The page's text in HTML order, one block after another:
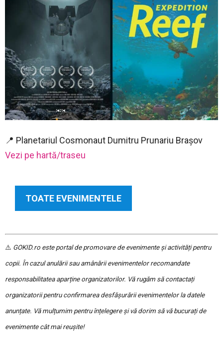
📍 Planetariul Cosmonaut Dumitru Prunariu Brașov
Vezi pe hartă/traseu
TOATE EVENIMENTELE
⚠️ GOKID.ro este portal de promovare de evenimente și activități pentru
copii. În cazul anulării sau amânării evenimentelor recomandate
responsabilitatea aparține organizatorilor. Vă rugăm să contactați
organizatorii pentru confirmarea desfășurării evenimentelor la datele
anunțate. Vă mulțumim pentru înțelegere și vă dorim să vă bucurați de
evenimente cât mai reușite!